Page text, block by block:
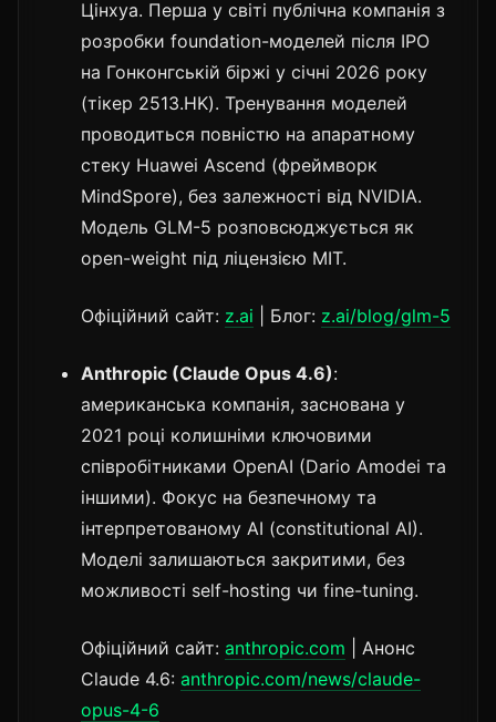
Цінхуа. Перша у світі публічна компанія з
розробки foundation-моделей після IPO
на Гонконгській біржі у січні 2026 року
(тікер 2513.HK). Тренування моделей
проводиться повністю на апаратному
стеку Huawei Ascend (фреймворк
MindSpore), без залежності від NVIDIA.
Модель GLM-5 розповсюджується як
open-weight під ліцензією MIT.
Офіційний сайт: z.ai | Блог: z.ai/blog/glm-5
Anthropic (Claude Opus 4.6):
американська компанія, заснована у
2021 році колишніми ключовими
співробітниками OpenAI (Dario Amodei та
іншими). Фокус на безпечному та
інтерпретованому AI (constitutional AI).
Моделі залишаються закритими, без
можливості self-hosting чи fine-tuning.
Офіційний сайт: anthropic.com | Анонс
Claude 4.6: anthropic.com/news/claude-
opus-4-6